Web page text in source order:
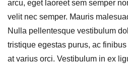
arcu, eget laoreet sem semper
velit nec semper. Mauris
Nulla pellentesque vestibulum
tristique egestas purus, ac
at varius orci. Vestibulum in ex